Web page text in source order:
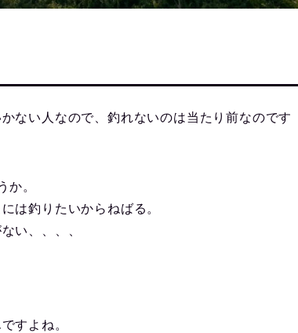
ない人なので、釣れないのは当たり前なのです
か。
は釣りたいからねばる。
い、、、、
すよね。